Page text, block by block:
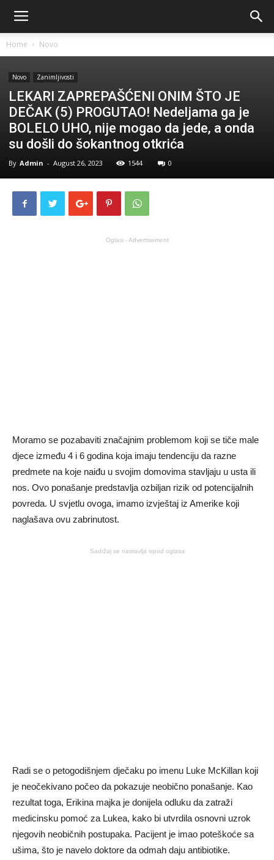
Home Novo
Novo Zanimljivosti
LEKARI ZAPREPAŠĆENI ONIM ŠTO JE
DEČAK (5) PROGUTAO! Nedeljama ga je
BOLELO UHO, nije mogao da jede, a onda
su došli do šokantnog otkrića
By Admin - August 26, 2023 1544 0
Oglasi - Advertisement
Moramo se pozabaviti značajnim problemom koji se tiče male
djece između 4 i 6 godina koja imaju tendenciju da razne
predmete na koje naiđu u svojim domovima stavljaju u usta ili
nos. Ovo ponašanje predstavlja ozbiljan rizik od potencijalnih
povreda. U svjetlu ovoga, imamo izvještaj iz Amerike koji
naglašava ovu zabrinutost.
Sadržaj se nastavlja ispod oglasa
Radi se o petogodišnjem dječaku po imenu Luke McKillan koji
je neočekivano počeo da pokazuje neobično ponašanje. Kao
rezultat toga, Erikina majka je donijela odluku da zatraži
medicinsku pomoć za Lukea, kako bi utvrdila osnovni uzrok
njegovih neobičnih postupaka. Pacijent je imao poteškoće sa
ušima, što je navelo doktore da odmah daju antibiotike.